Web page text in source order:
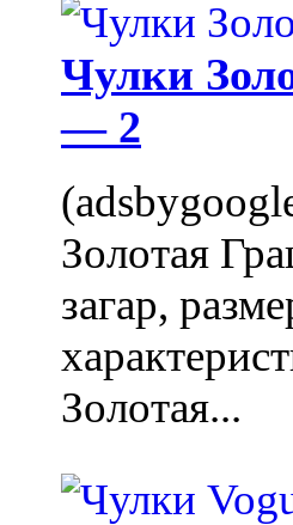
Чулки
— 2
Золотая
загар,
Золотая...